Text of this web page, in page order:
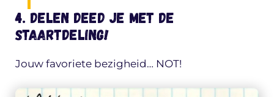
4. Delen deed je met de
staartdeling!
Jouw favoriete bezigheid… NOT!